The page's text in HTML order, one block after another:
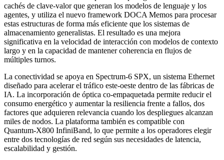
cachés de clave‑valor que generan los modelos de lenguaje y los
agentes, y utiliza el nuevo framework DOCA Memos para procesar
estas estructuras de forma más eficiente que los sistemas de
almacenamiento generalistas. El resultado es una mejora
significativa en la velocidad de interacción con modelos de contexto
largo y en la capacidad de mantener coherencia en flujos de
múltiples turnos.
La conectividad se apoya en Spectrum‑6 SPX, un sistema Ethernet
diseñado para acelerar el tráfico este‑oeste dentro de las fábricas de
IA. La incorporación de óptica co‑empaquetada permite reducir el
consumo energético y aumentar la resiliencia frente a fallos, dos
factores que adquieren relevancia cuando los despliegues alcanzan
miles de nodos. La plataforma también es compatible con
Quantum‑X800 InfiniBand, lo que permite a los operadores elegir
entre dos tecnologías de red según sus necesidades de latencia,
escalabilidad y gestión.